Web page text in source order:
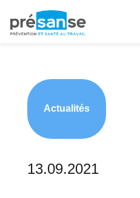
principale
Actualités
13.09.2021